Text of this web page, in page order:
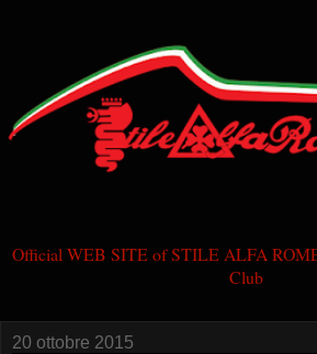
Official WEB SITE of STILE ALFA
Club
20 ottobre 2015